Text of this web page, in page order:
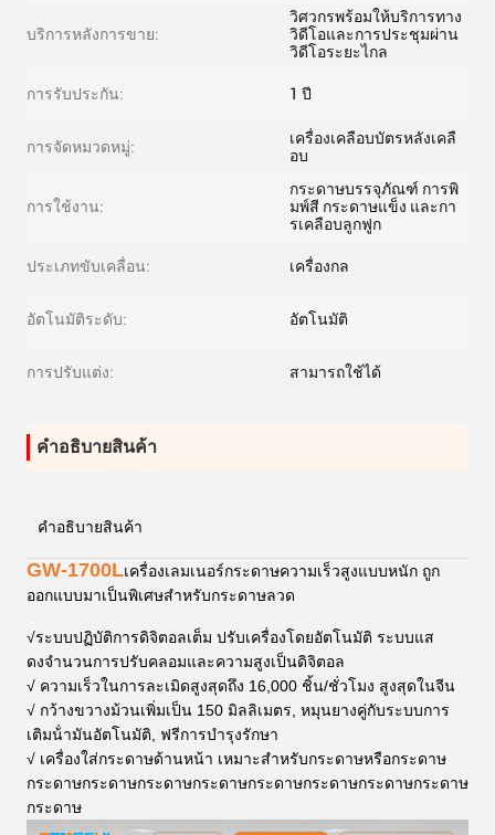
บริการหลังการขาย:
วิศวกรพร้อมให้บริการทาง
วิดีโอและการประชุมผ่าน
วิดีโอระยะไกล
การรับประกัน: 1 ปี
การจัดหมวดหมู่:
เครื่องเคลือบบัตรหลังเคลื
อบ
การใช้งาน:
กระดาษบรรจุภัณฑ์ การพิ
มพ์สี กระดาษแข็ง และกา
รเคลือบลูกฟูก
ประเภทขับเคลื่อน: เครื่องกล
อัตโนมัติระดับ: อัตโนมัติ
การปรับแต่ง: สามารถใช้ได้
คําอธิบายสินค้า
คําอธิบายสินค้า
GW-1700Lเครื่องเลมเนอร์กระดาษความเร็วสูงแบบหนัก ถูก
ออกแบบมาเป็นพิเศษสําหรับกระดาษลวด
√ระบบปฏิบัติการดิจิตอลเต็ม ปรับเครื่องโดยอัตโนมัติ ระบบแส
ดงจํานวนการปรับคลอมและความสูงเป็นดิจิตอล
√ ความเร็วในการละเมิดสูงสุดถึง 16,000 ชิ้น/ชั่วโมง สูงสุดในจีน
√ กว้างขวางม้วนเพิ่มเป็น 150 มิลลิเมตร, หมุนยางคู่กับระบบการ
เติมน้ํามันอัตโนมัติ, ฟรีการบํารุงรักษา
√ เครื่องใส่กระดาษด้านหน้า เหมาะสําหรับกระดาษหรือกระดาษ
กระดาษกระดาษกระดาษกระดาษกระดาษกระดาษกระดาษกระดาษ
กระดาษ